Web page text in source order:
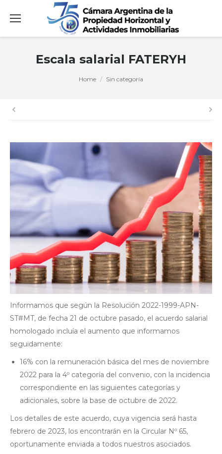
Escala salarial FATERYH
Home Sin categoría
Informamos que según la Resolución 2022-1999-APN-
ST#MT, de fecha 21 de octubre pasado, el acuerdo salarial
homologado incluía el aumento que informamos
seguidamente:
16% con la remuneración básica del mes de noviembre
2022 para la 4º categoría del convenio, con la incidencia
correspondiente en las siguientes categorías y
adicionales, sobre la base de octubre de 2022.
Los detalles de este acuerdo, cuya vigencia será hasta
febrero de 2023, los encontrarán en la Circular Nº 65,
oportunamente enviada a todos nuestros asociados.